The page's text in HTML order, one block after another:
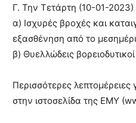
Γ. Την Τετάρτη (10-01-2023)
α) Ισχυρές βροχές και
εξασθένηση από το
β) Θυελλώδεις
Περισσότερες λεπτομέρειες
στην ιστοσελίδα της ΕΜΥ